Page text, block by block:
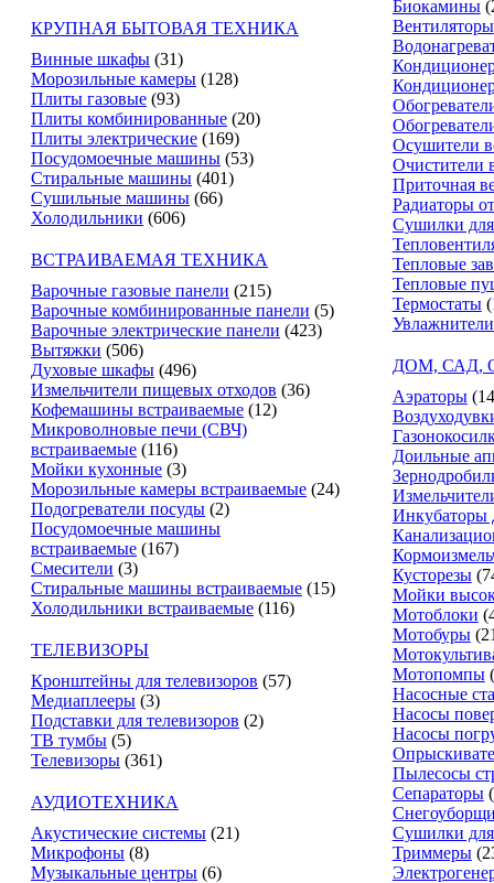
КРУПНАЯ БЫТОВАЯ ТЕХНИКА
Винные шкафы (31)
Морозильные камеры (128)
Плиты газовые (93)
Плиты комбинированные (20)
Плиты электрические (169)
Посудомоечные машины (53)
Стиральные машины (401)
Сушильные машины (66)
Холодильники (606)
ВСТРАИВАЕМАЯ ТЕХНИКА
Варочные газовые панели (215)
Варочные комбинированные панели (5)
Варочные электрические панели (423)
Вытяжки (506)
Духовые шкафы (496)
Измельчители пищевых отходов (36)
Кофемашины встраиваемые (12)
Микроволновые печи (СВЧ)
встраиваемые (116)
Мойки кухонные (3)
Морозильные камеры встраиваемые (24)
Подогреватели посуды (2)
Посудомоечные машины
встраиваемые (167)
Смесители (3)
Стиральные машины встраиваемые (15)
Холодильники встраиваемые (116)
ТЕЛЕВИЗОРЫ
Кронштейны для телевизоров (57)
Медиаплееры (3)
Подставки для телевизоров (2)
ТВ тумбы (5)
Телевизоры (361)
АУДИОТЕХНИКА
Акустические системы (21)
Микрофоны (8)
Музыкальные центры (6)
Биокамины
Вентиляторы
Осушители
Очистители
Приточная
Радиаторы
Сушилки
Тепловые
Тепловые
Термостаты
ДОМ, САД,
Аэраторы
Доильные
Инкубаторы
Кусторезы
Мойки
Мотоблоки
Мотобуры
Мотопомпы
Насосные
Насосы
Насосы
Пылесосы
Сепараторы
Сушилки
Триммеры